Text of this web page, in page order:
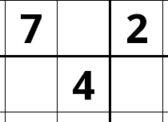
7
2
4